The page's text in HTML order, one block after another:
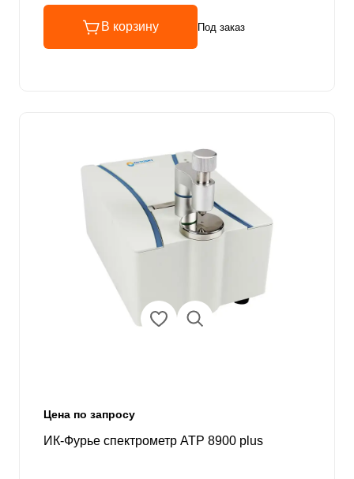
В корзину Под заказ
Цена по запросу
ИК-Фурье спектрометр ATP 8900 plus